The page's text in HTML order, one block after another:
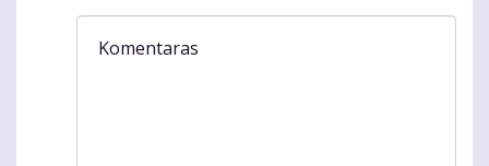
Komentaras